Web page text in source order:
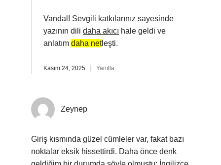
Vandal! Sevgili katkılarınız sayesinde
yazının dili daha akıcı hale geldi ve
anlatım daha netleşti.
Kasım 24, 2025 Yanıtla
Zeynep
Giriş kısmında güzel cümleler var, fakat bazı
noktalar eksik hissettirdi. Daha önce denk